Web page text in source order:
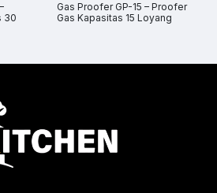
30
Gas Proofer GP-15 – Proofer
Gas Kapasitas 15 Loyang